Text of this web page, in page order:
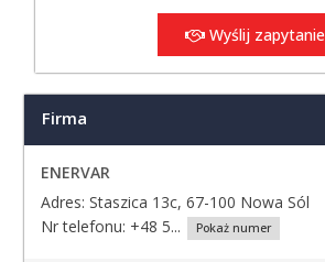
Wyślij zapytanie
Firma
ENERVAR
Adres: Staszica 13c, 67-100 Nowa Sól
Nr telefonu: +48 5... Pokaż numer